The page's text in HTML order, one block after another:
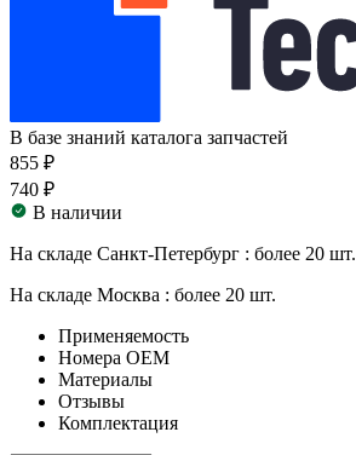
В базе знаний каталога запчастей
855 ₽
740 ₽
В наличии
На складе Санкт-Петербург : более 20 шт.
На складе Москва : более 20 шт.
Применяемость
Номера ОЕМ
Материалы
Отзывы
Комплектация